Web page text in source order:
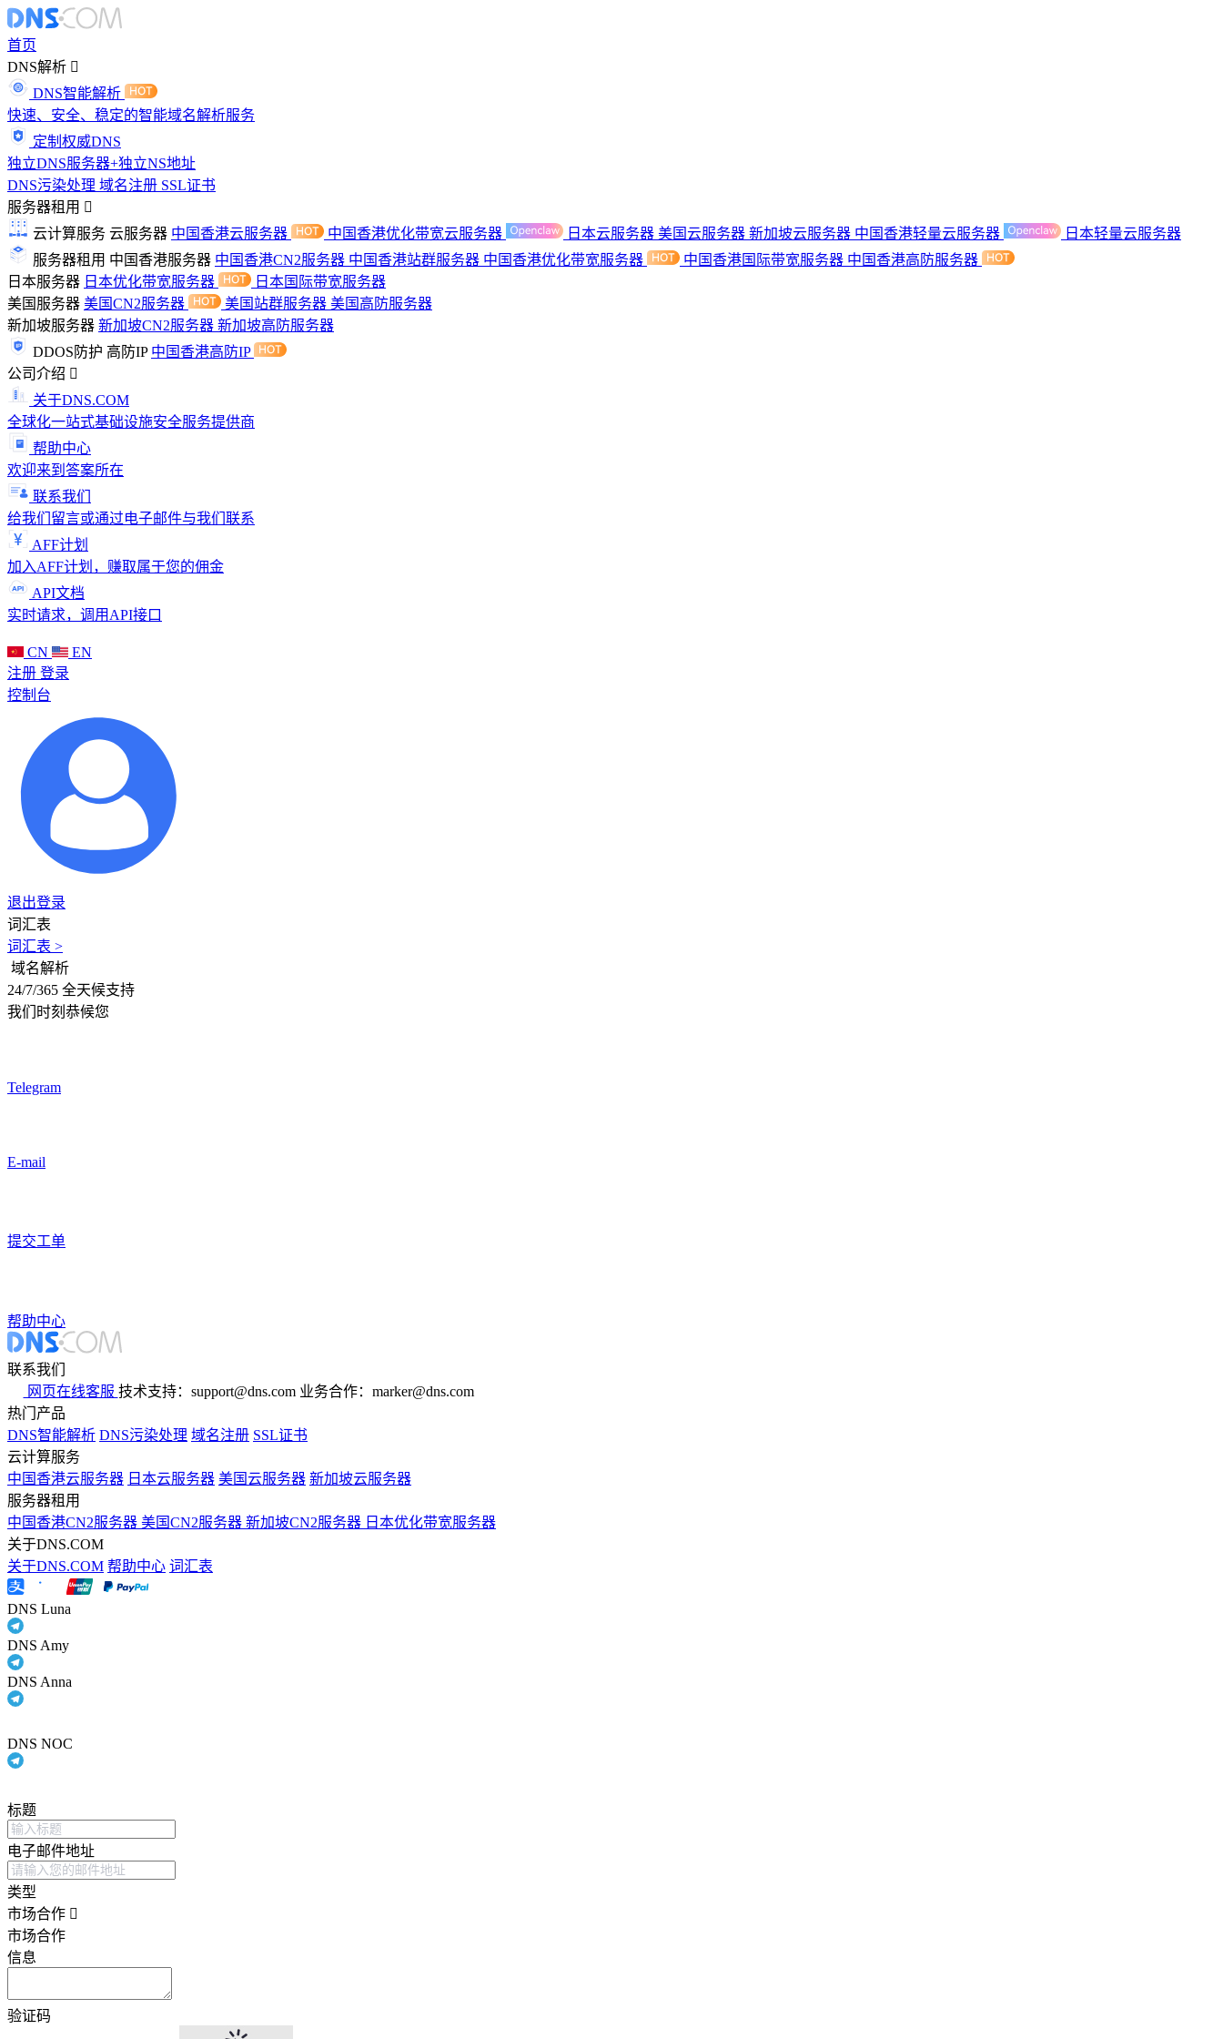
首页
DNS解析
DNS智能解析
快速、安全、稳定的智能域名解析服务
定制权威DNS
独立DNS服务器+独立NS地址
DNS污染处理 域名注册 SSL证书
服务器租用
云计算服务 云服务器 中国香港云服务器 中国香港优化带宽云服务器 日本云服务器 美国云服务器 新加坡云服务器 中国香港轻量云服务器
日本轻量云服务器
服务器租用 中国香港服务器 中国香港CN2服务器 中国香港站群服务器 中国香港优化带宽服务器 中国香港国际带宽服务器 中国香港高防服务器
日本服务器 日本优化带宽服务器
日本国际带宽服务器
美国服务器 美国CN2服务器 美国站群服务器 美国高防服务器
新加坡服务器 新加坡CN2服务器 新加坡高防服务器
DDOS防护 高防IP 中国香港高防IP
公司介绍
关于DNS.COM
全球化一站式基础设施安全服务提供商
帮助中心
欢迎来到答案所在
联系我们
给我们留言或通过电子邮件与我们联系
AFF计划
加入AFF计划，赚取属于您的佣金
API文档
实时请求，调用API接口
CN
EN
注册 登录
控制台
退出登录
词汇表
词汇表 >
域名解析
24/7/365 全天候支持
我们时刻恭候您
Telegram
E-mail
提交工单
帮助中心
联系我们
网页在线客服 技术支持：support@dns.com 业务合作：marker@dns.com
热门产品
DNS智能解析 DNS污染处理 域名注册 SSL证书
云计算服务
中国香港云服务器 日本云服务器 美国云服务器 新加坡云服务器
服务器租用
中国香港CN2服务器 美国CN2服务器 新加坡CN2服务器 日本优化带宽服务器
关于DNS.COM
关于DNS.COM 帮助中心 词汇表
DNS Luna
DNS Amy
DNS Anna
DNS NOC
标题
电子邮件地址
类型
市场合作
市场合作
信息
验证码